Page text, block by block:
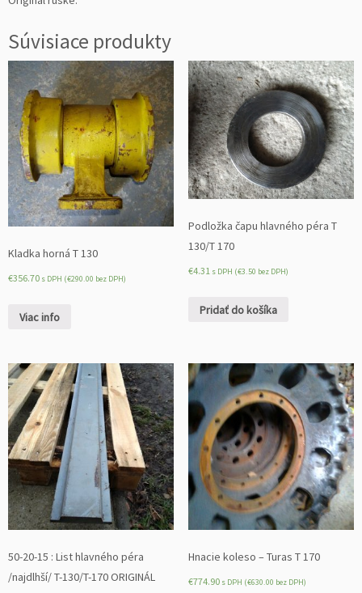
Súvisiace produkty
Kladka horná T 130
€356.70 s DPH (€290.00 bez DPH)
Viac info
Podložka čapu hlavného péra T
130/T 170
€4.31 s DPH (€3.50 bez DPH)
Pridať do košíka
50-20-15 : List hlavného péra
/najdlhší/ T-130/T-170 ORIGINÁL
Hnacie koleso – Turas T 170
€774.90 s DPH (€630.00 bez DPH)